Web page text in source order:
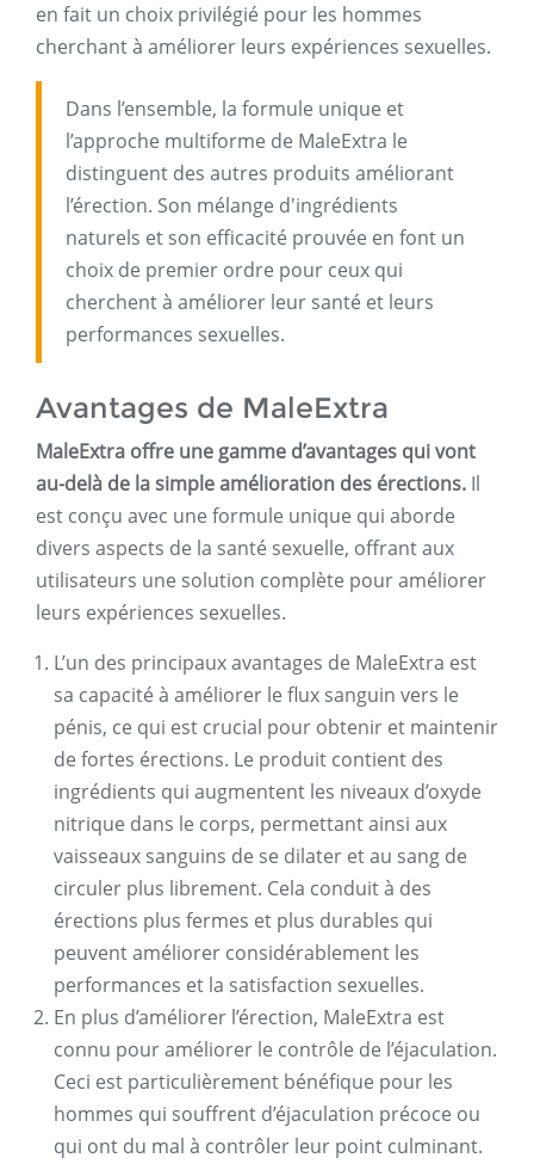
en fait un choix privilégié pour les hommes
cherchant à améliorer leurs expériences sexuelles.
Dans l’ensemble, la formule unique et
l’approche multiforme de MaleExtra le
distinguent des autres produits améliorant
l’érection. Son mélange d'ingrédients
naturels et son efficacité prouvée en font un
choix de premier ordre pour ceux qui
cherchent à améliorer leur santé et leurs
performances sexuelles.
Avantages de MaleExtra
MaleExtra offre une gamme d’avantages qui vont
au-delà de la simple amélioration des érections. Il
est conçu avec une formule unique qui aborde
divers aspects de la santé sexuelle, offrant aux
utilisateurs une solution complète pour améliorer
leurs expériences sexuelles.
L’un des principaux avantages de MaleExtra est
sa capacité à améliorer le flux sanguin vers le
pénis, ce qui est crucial pour obtenir et maintenir
de fortes érections. Le produit contient des
ingrédients qui augmentent les niveaux d’oxyde
nitrique dans le corps, permettant ainsi aux
vaisseaux sanguins de se dilater et au sang de
circuler plus librement. Cela conduit à des
érections plus fermes et plus durables qui
peuvent améliorer considérablement les
performances et la satisfaction sexuelles.
En plus d’améliorer l’érection, MaleExtra est
connu pour améliorer le contrôle de l’éjaculation.
Ceci est particulièrement bénéfique pour les
hommes qui souffrent d’éjaculation précoce ou
qui ont du mal à contrôler leur point culminant.